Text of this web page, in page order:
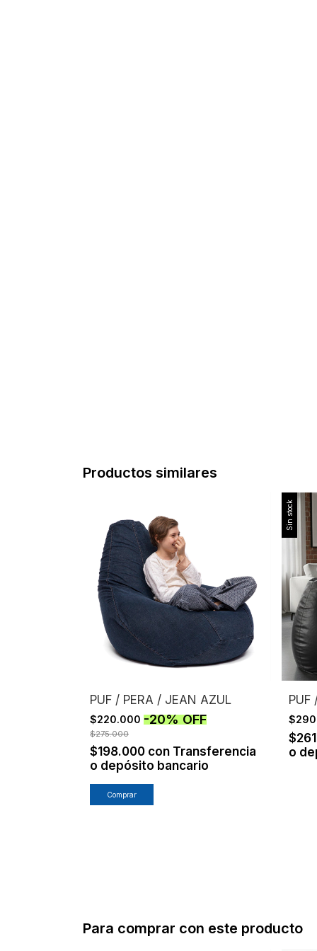
Productos similares
PUF / PERA / JEAN AZUL
$220.000 -20%OFF
$275.000
$198.000 con Transferencia
o depósito bancario
Sin stock
PUF
o
Para comprar con este producto